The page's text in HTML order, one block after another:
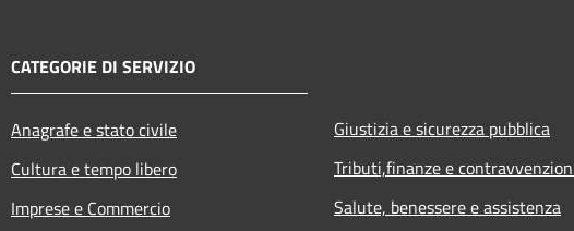
CATEGORIE DI SERVIZIO
Anagrafe e stato civile
Cultura e tempo libero
Imprese e Commercio
Giustizia e sicurezza pubblica
Tributi,finanze e
Salute, benessere e assistenza